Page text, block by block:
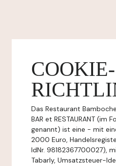
COOKIE-
Das Restaurant
BAR et RESTAURANT (im
genannt) ist eine - mit
2000 Euro,
IdNr. 98182367700027),
Tabarly, Umsatzsteuer-